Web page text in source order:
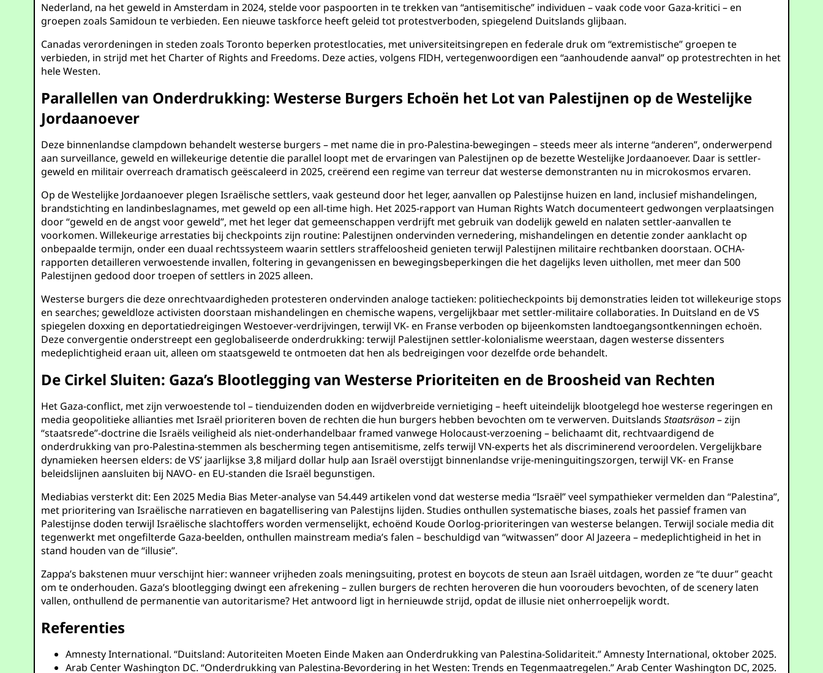
Nederland, na het geweld in Amsterdam in 2024, stelde voor paspoorten in te trekken van “antisemitische” individuen – vaak code voor Gaza-kritici – en
groepen zoals Samidoun te verbieden. Een nieuwe taskforce heeft geleid tot protestverboden, spiegelend Duitslands glijbaan.
Canadas verordeningen in steden zoals Toronto beperken protestlocaties, met universiteitsingrepen en federale druk om “extremistische” groepen te
verbieden, in strijd met het Charter of Rights and Freedoms. Deze acties, volgens FIDH, vertegenwoordigen een “aanhoudende aanval” op protestrechten in het
hele Westen.
Parallellen van Onderdrukking: Westerse Burgers Echoën het Lot van Palestijnen op de Westelijke
Jordaanoever
Deze binnenlandse clampdown behandelt westerse burgers – met name die in pro-Palestina-bewegingen – steeds meer als interne “anderen”, onderwerpend
aan surveillance, geweld en willekeurige detentie die parallel loopt met de ervaringen van Palestijnen op de bezette Westelijke Jordaanoever. Daar is settler-
geweld en militair overreach dramatisch geëscaleerd in 2025, creërend een regime van terreur dat westerse demonstranten nu in microkosmos ervaren.
Op de Westelijke Jordaanoever plegen Israëlische settlers, vaak gesteund door het leger, aanvallen op Palestijnse huizen en land, inclusief mishandelingen,
brandstichting en landinbeslagnames, met geweld op een all-time high. Het 2025-rapport van Human Rights Watch documenteert gedwongen verplaatsingen
door “geweld en de angst voor geweld”, met het leger dat gemeenschappen verdrijft met gebruik van dodelijk geweld en nalaten settler-aanvallen te
voorkomen. Willekeurige arrestaties bij checkpoints zijn routine: Palestijnen ondervinden vernedering, mishandelingen en detentie zonder aanklacht op
onbepaalde termijn, onder een duaal rechtssysteem waarin settlers straffeloosheid genieten terwijl Palestijnen militaire rechtbanken doorstaan. OCHA-
rapporten detailleren verwoestende invallen, foltering in gevangenissen en bewegingsbeperkingen die het dagelijks leven uithollen, met meer dan 500
Palestijnen gedood door troepen of settlers in 2025 alleen.
Westerse burgers die deze onrechtvaardigheden protesteren ondervinden analoge tactieken: politiecheckpoints bij demonstraties leiden tot willekeurige stops
en searches; geweldloze activisten doorstaan mishandelingen en chemische wapens, vergelijkbaar met settler-militaire collaboraties. In Duitsland en de VS
spiegelen doxxing en deportatiedreigingen Westoever-verdrijvingen, terwijl VK- en Franse verboden op bijeenkomsten landtoegangsontkenningen echoën.
Deze convergentie onderstreept een geglobaliseerde onderdrukking: terwijl Palestijnen settler-kolonialisme weerstaan, dagen westerse dissenters
medeplichtigheid eraan uit, alleen om staatsgeweld te ontmoeten dat hen als bedreigingen voor dezelfde orde behandelt.
De Cirkel Sluiten: Gaza’s Blootlegging van Westerse Prioriteiten en de Broosheid van Rechten
Het Gaza-conflict, met zijn verwoestende tol – tienduizenden doden en wijdverbreide vernietiging – heeft uiteindelijk blootgelegd hoe westerse regeringen en
media geopolitieke allianties met Israël prioriteren boven de rechten die hun burgers hebben bevochten om te verwerven. DuitslandsStaatsräson– zijn
“staatsrede”-doctrine die Israëls veiligheid als niet-onderhandelbaar framed vanwege Holocaust-verzoening – belichaamt dit, rechtvaardigend de
onderdrukking van pro-Palestina-stemmen als bescherming tegen antisemitisme, zelfs terwijl VN-experts het als discriminerend veroordelen. Vergelijkbare
dynamieken heersen elders: de VS’ jaarlijkse 3,8 miljard dollar hulp aan Israël overstijgt binnenlandse vrije-meninguitingszorgen, terwijl VK- en Franse
beleidslijnen aansluiten bij NAVO- en EU-standen die Israël begunstigen.
Mediabias versterkt dit: Een 2025 Media Bias Meter-analyse van 54.449 artikelen vond dat westerse media “Israël” veel sympathieker vermelden dan “Palestina”,
met prioritering van Israëlische narratieven en bagatellisering van Palestijns lijden. Studies onthullen systematische biases, zoals het passief framen van
Palestijnse doden terwijl Israëlische slachtoffers worden vermenselijkt, echoënd Koude Oorlog-prioriteringen van westerse belangen. Terwijl sociale media dit
tegenwerkt met ongefilterde Gaza-beelden, onthullen mainstream media’s falen – beschuldigd van “witwassen” door Al Jazeera – medeplichtigheid in het in
stand houden van de “illusie”.
Zappa’s bakstenen muur verschijnt hier: wanneer vrijheden zoals meningsuiting, protest en boycots de steun aan Israël uitdagen, worden ze “te duur” geacht
om te onderhouden. Gaza’s blootlegging dwingt een afrekening – zullen burgers de rechten heroveren die hun voorouders bevochten, of de scenery laten
vallen, onthullend de permanentie van autoritarisme? Het antwoord ligt in hernieuwde strijd, opdat de illusie niet onherroepelijk wordt.
Referenties
Amnesty International. “Duitsland: Autoriteiten Moeten Einde Maken aan Onderdrukking van Palestina-Solidariteit.” Amnesty International, oktober 2025.
Arab Center Washington DC. “Onderdrukking van Palestina-Bevordering in het Westen: Trends en Tegenmaatregelen.” Arab Center Washington DC, 2025.